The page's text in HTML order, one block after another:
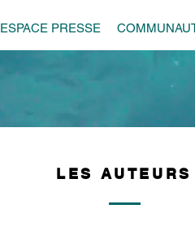
ESPACE PRESSE
LES AUTEURS
LES AUTEURS